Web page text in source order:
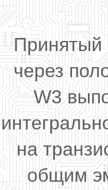
Принятый
через
W3
на
общим